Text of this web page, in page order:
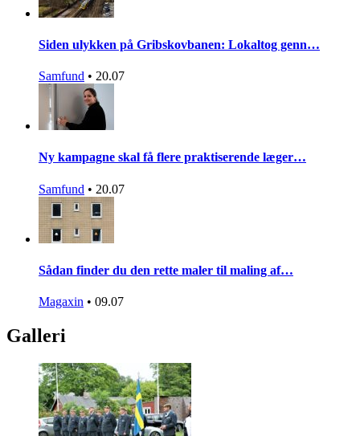
Siden ulykken på Gribskovbanen: Lokaltog genn…
Samfund • 20.07
Ny kampagne skal få flere praktiserende læger…
Samfund • 20.07
Sådan finder du den rette maler til maling af…
Magaxin • 09.07
Galleri